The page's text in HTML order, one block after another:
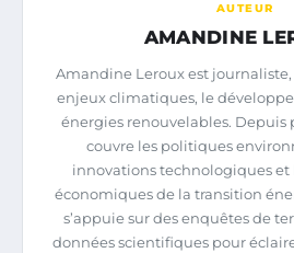
AUTEUR
AMANDINE
Amandine Leroux est journaliste,
enjeux climatiques, le
énergies renouvelables. Depuis
couvre les politiques
innovations technologiques et
économiques de la transition
s’appuie sur des enquêtes de
données scientifiques pour